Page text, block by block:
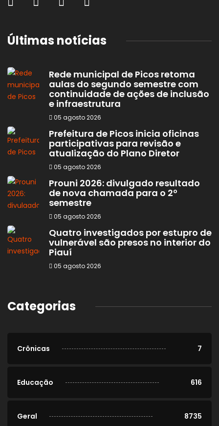
Últimas notícias
Rede municipal de Picos retoma
aulas do segundo semestre com
continuidade de ações de inclusão
e infraestrutura
05 agosto 2026
Prefeitura de Picos inicia oficinas
participativas para revisão e
atualização do Plano Diretor
05 agosto 2026
Prouni 2026: divulgado resultado
de nova chamada para o 2º
semestre
05 agosto 2026
Quatro investigados por estupro de
vulnerável são presos no interior do
Piauí
05 agosto 2026
Categorias
Crônicas 7
Educação 616
Geral 8735